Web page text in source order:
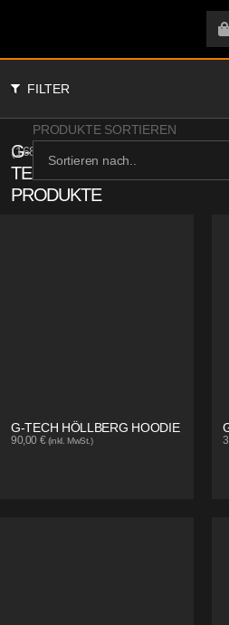
FILTER
G-
TECH
PRODUKTE
(168
PRODUKTE SORTIEREN
G-TECH HÖLLBERG HOODIE
90,00 € (inkl. MwSt.)